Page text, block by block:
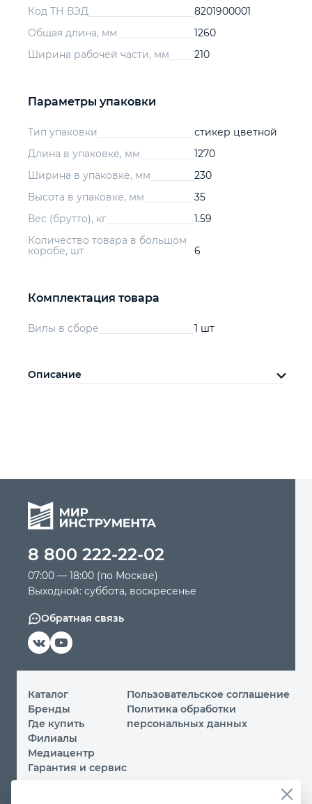
Код ТН ВЭД
8201900001
Общая длина, мм
1260
Ширина рабочей части, мм
210
Параметры упаковки
Тип упаковки
стикер цветной
Длина в упаковке, мм
1270
Ширина в упаковке, мм
230
Высота в упаковке, мм
35
Вес (брутто), кг
1.59
Количество товара в большом
коробе, шт
6
Комплектация товара
Вилы в сборе 1 шт
Описание
8 800 222-22-02
07:00 — 18:00 (по Москве)
Выходной: суббота, воскресенье
Обратная связь
Каталог
Бренды
Где купить
Филиалы
Медиацентр
Гарантия и сервис
Пользовательское соглашение
Политика обработки
персональных данных